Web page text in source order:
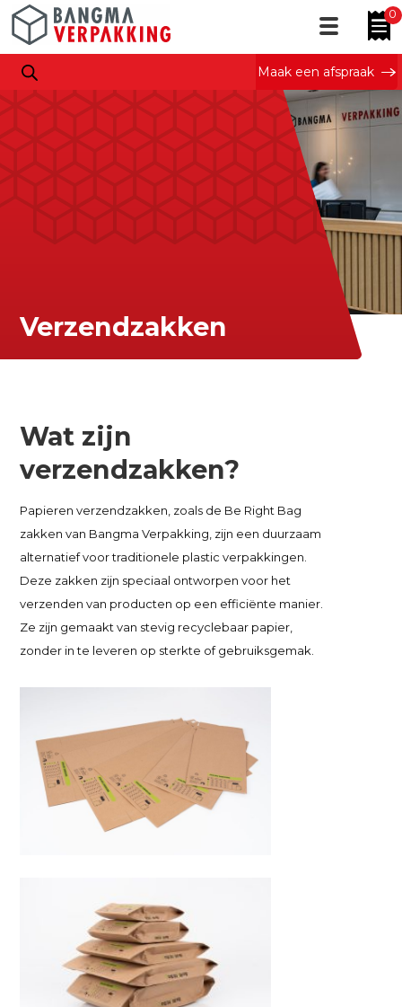
0
Maak een afspraak
Verzendzakken
Wat zijn
verzendzakken?
Papieren verzendzakken, zoals de Be Right Bag
zakken van Bangma Verpakking, zijn een duurzaam
alternatief voor traditionele plastic verpakkingen.
Deze zakken zijn speciaal ontworpen voor het
verzenden van producten op een efficiënte manier.
Ze zijn gemaakt van stevig recyclebaar papier,
zonder in te leveren op sterkte of gebruiksgemak.